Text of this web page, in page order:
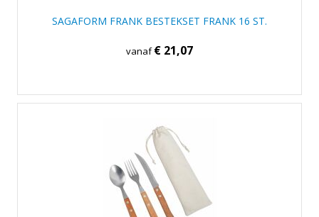
SAGAFORM FRANK BESTEKSET FRANK 16 ST.
vanaf€ 21,07